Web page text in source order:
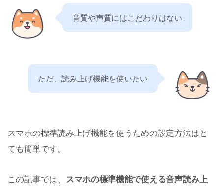
音質や声質にはこだわりはない
ただ、読み上げ機能を使いたい
スマホの標準読み上げ機能を使うための設定方法はと
ても簡単です。
この記事では、 スマホの標準機能で使える音声読み上